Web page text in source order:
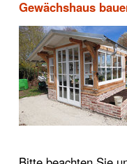
Gewächshaus